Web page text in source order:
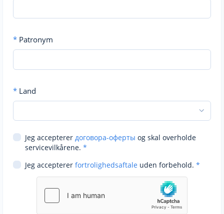
* Patronym
* Land
Jeg accepterer договора-оферты og skal overholde
servicevilkårene. *
Jeg accepterer fortrolighedsaftale uden forbehold. *